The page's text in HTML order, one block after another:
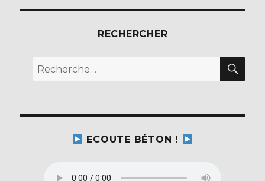
RECHERCHER
Recherche
pour :
ECOUTE BÉTON !